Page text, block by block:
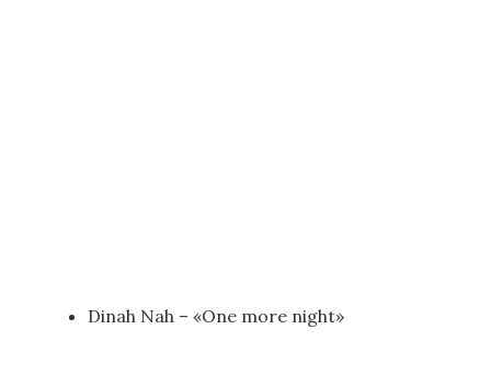
Dinah Nah – «One more night»